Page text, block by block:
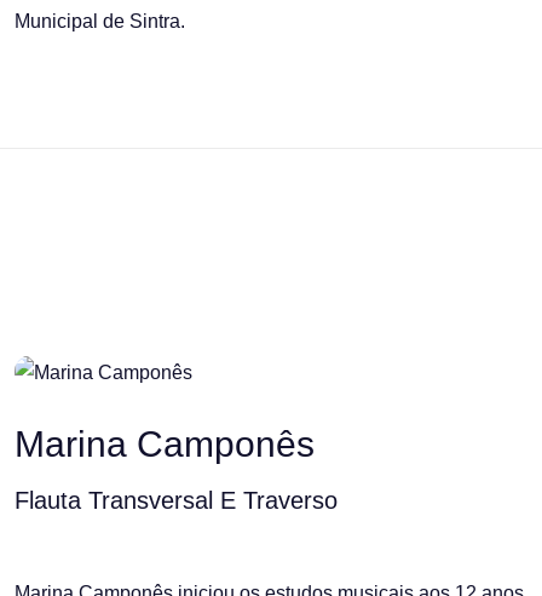
Municipal de Sintra.
Marina Camponês
Flauta Transversal E Traverso